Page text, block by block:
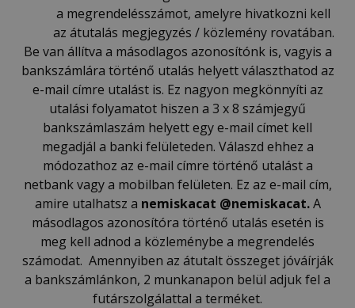
a megrendelésszámot, amelyre hivatkozni kell
az átutalás megjegyzés / közlemény rovatában.
Be van állítva a másodlagos azonosítónk is, vagyis a
bankszámlára történő utalás helyett választhatod az
e-mail címre utalást is. Ez nagyon megkönnyíti az
utalási folyamatot hiszen a 3 x 8 számjegyű
bankszámlaszám helyett egy e-mail címet kell
megadjál a banki felületeden. Válaszd ehhez a
módozathoz az e-mail címre történő utalást a
netbank vagy a mobilban felületen. Ez az e-mail cím,
amire utalhatsz a nemiskacat @nemiskacat.A
másodlagos azonosítóra történő utalás esetén is
meg kell adnod a közleménybe a megrendelés
számodat. Amennyiben az átutalt összeget jóváírják
a bankszámlánkon, 2 munkanapon belül adjuk fel a
futárszolgálattal a terméket.